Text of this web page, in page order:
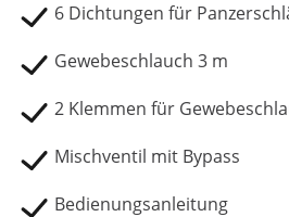
6 Dichtungen für
Gewebeschlauch 3 m
2 Klemmen für
Mischventil mit Bypass
Bedienungsanleitung